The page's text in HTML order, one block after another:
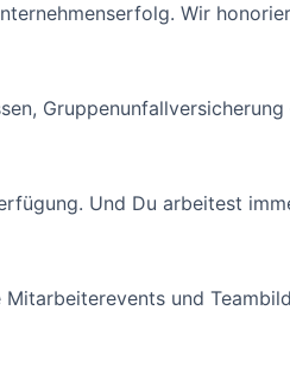
Wir
Und Du arbeitest
und